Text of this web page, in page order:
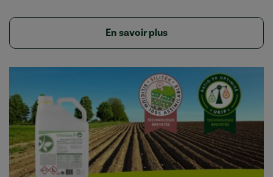
En savoir plus